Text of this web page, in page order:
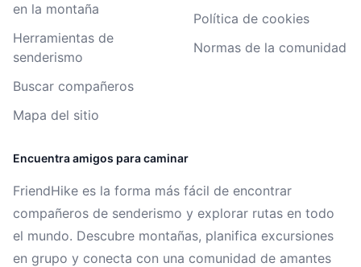
en la montaña
Herramientas de
senderismo
Buscar compañeros
Mapa del sitio
Política de cookies
Normas de la comunidad
Encuentra amigos para caminar
FriendHike es la forma más fácil de encontrar
compañeros de senderismo y explorar rutas en todo
el mundo. Descubre montañas, planifica excursiones
en grupo y conecta con una comunidad de amantes